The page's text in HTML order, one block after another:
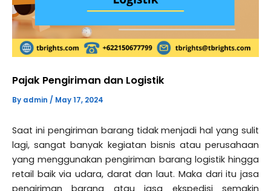
Pajak Pengiriman dan Logistik
By admin / May 17, 2024
Saat ini pengiriman barang tidak menjadi hal yang sulit
lagi, sangat banyak kegiatan bisnis atau perusahaan
yang menggunakan pengiriman barang logistik hingga
retail baik via udara, darat dan laut. Maka dari itu jasa